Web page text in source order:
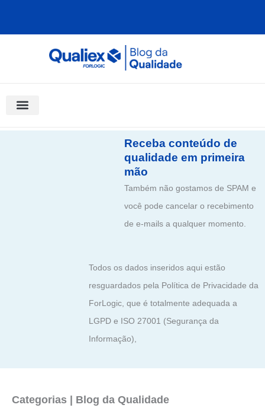
Receba conteúdo de
qualidade em primeira
mão
Também não gostamos de SPAM e
você pode cancelar o recebimento
de e-mails a qualquer momento.
Todos os dados inseridos aqui estão
resguardados pela Política de Privacidade da
ForLogic, que é totalmente adequada a
LGPD e ISO 27001 (Segurança da
Informação),
Categorias | Blog da Qualidade